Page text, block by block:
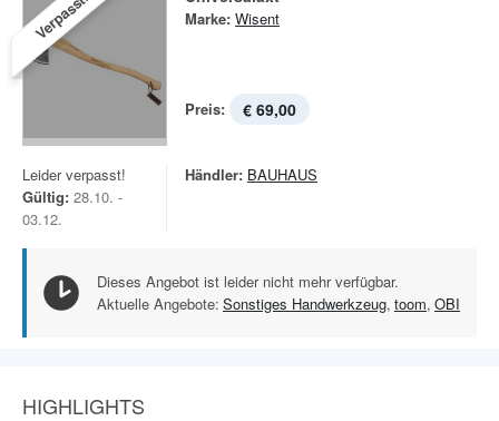
Verpasst! Marke: Wisent
Preis: € 69,00
Leider verpasst!
Gültig: 28.10. -
03.12.
Händler: BAUHAUS
Dieses Angebot ist leider nicht mehr verfügbar.
Aktuelle Angebote: Sonstiges Handwerkzeug, toom, OBI
HIGHLIGHTS